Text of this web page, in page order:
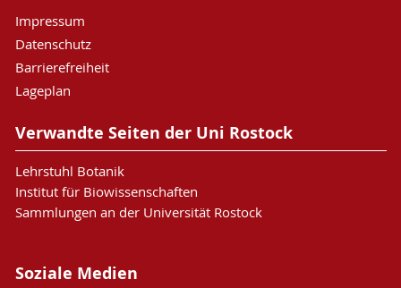
Impressum
Datenschutz
Barrierefreiheit
Lageplan
Verwandte Seiten der Uni Rostock
Lehrstuhl Botanik
Institut für Biowissenschaften
Sammlungen an der Universität Rostock
Soziale Medien